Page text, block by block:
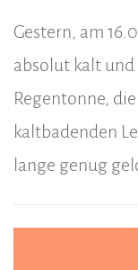
Gestern, am
absolut kalt
Regentonne,
kaltbadenden
lange genug